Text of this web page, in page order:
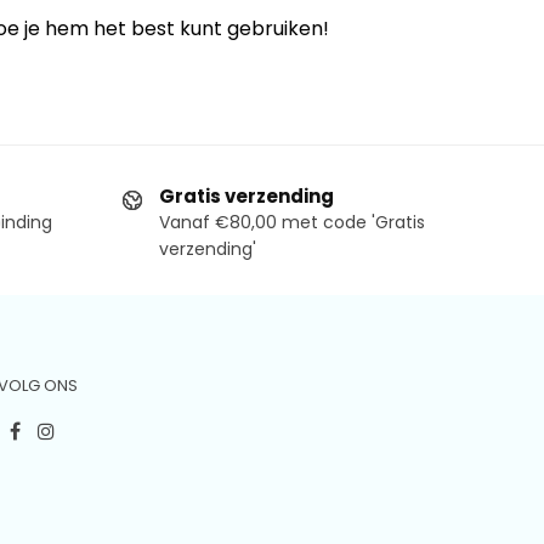
je hem het best kunt gebruiken!
Gratis verzending
Vanaf €80,00 met code 'Gratis
verzending'
ONS